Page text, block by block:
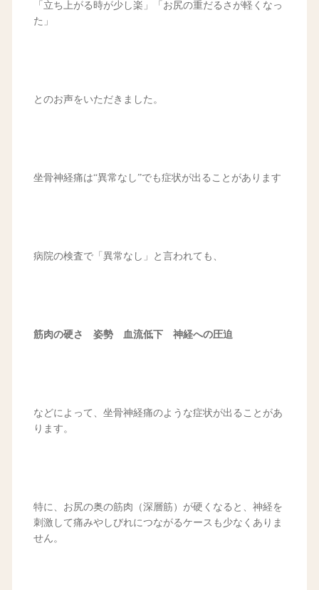
「立ち上がる時が少し楽」「お尻の重だるさが軽くなっ
た」
とのお声をいただきました。
坐骨神経痛は“異常なし”でも症状が出ることがあります
病院の検査で「異常なし」と言われても、
筋肉の硬さ 姿勢 血流低下 神経への圧迫
などによって、坐骨神経痛のような症状が出ることがあ
ります。
特に、お尻の奥の筋肉（深層筋）が硬くなると、神経を
刺激して痛みやしびれにつながるケースも少なくありま
せん。